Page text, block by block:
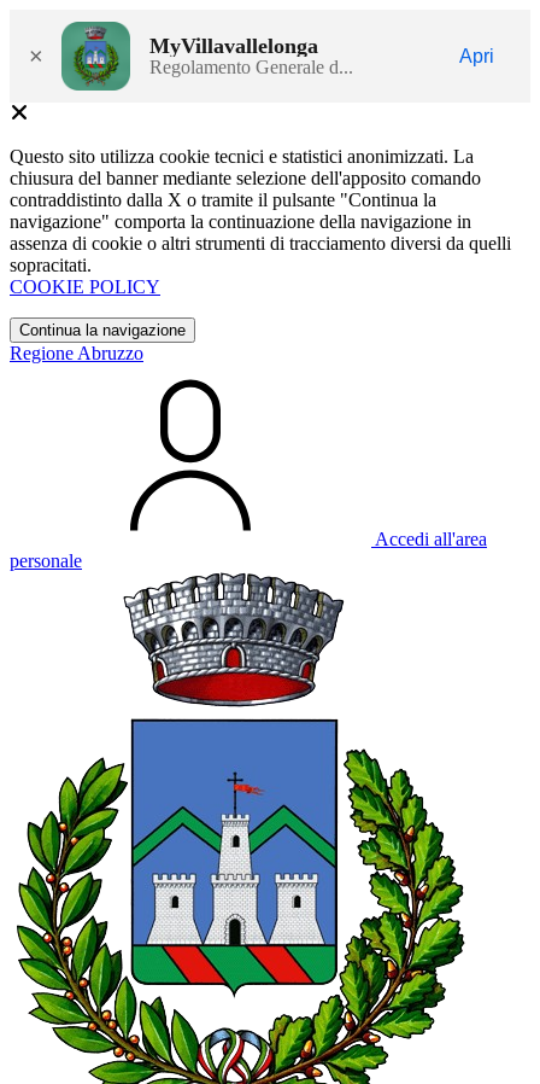
× MyVillavallelonga
Regolamento Generale d...
Apri
Questo sito utilizza cookie tecnici e statistici anonimizzati. La
chiusura del banner mediante selezione dell'apposito comando
contraddistinto dalla X o tramite il pulsante "Continua la
navigazione" comporta la continuazione della navigazione in
assenza di cookie o altri strumenti di tracciamento diversi da quelli
sopracitati.
COOKIE POLICY
Continua la navigazione
Regione Abruzzo
Accedi all'area
personale